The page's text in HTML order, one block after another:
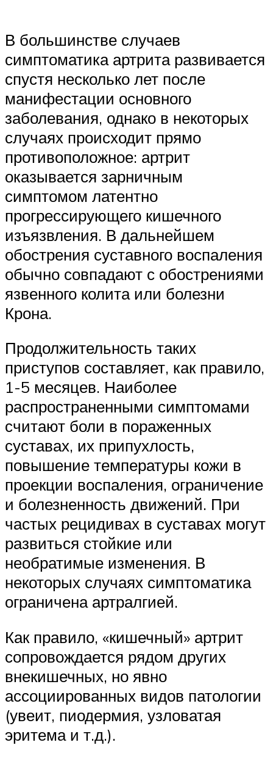
В большинстве случаев
симптоматика артрита развивается
спустя несколько лет после
манифестации основного
заболевания, однако в некоторых
случаях происходит прямо
противоположное: артрит
оказывается зарничным
симптомом латентно
прогрессирующего кишечного
изъязвления. В дальнейшем
обострения суставного воспаления
обычно совпадают с обострениями
язвенного колита или болезни
Крона.
Продолжительность таких
приступов составляет, как правило,
1-5 месяцев. Наиболее
распространенными симптомами
считают боли в пораженных
суставах, их припухлость,
повышение температуры кожи в
проекции воспаления, ограничение
и болезненность движений. При
частых рецидивах в суставах могут
развиться стойкие или
необратимые изменения. В
некоторых случаях симптоматика
ограничена артралгией.
Как правило, «кишечный» артрит
сопровождается рядом других
внекишечных, но явно
ассоциированных видов патологии
(увеит, пиодермия, узловатая
эритема и т.д.).